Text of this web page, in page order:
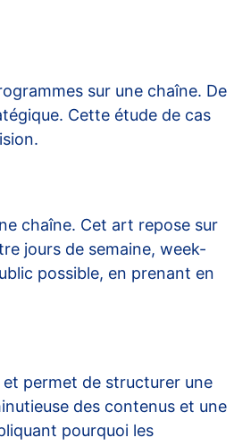
sur une chaîne. De
Cette étude de cas
chaîne. Cet art repose sur
jours de semaine, week-
possible, en prenant en
et permet de structurer une
des contenus et une
pourquoi les